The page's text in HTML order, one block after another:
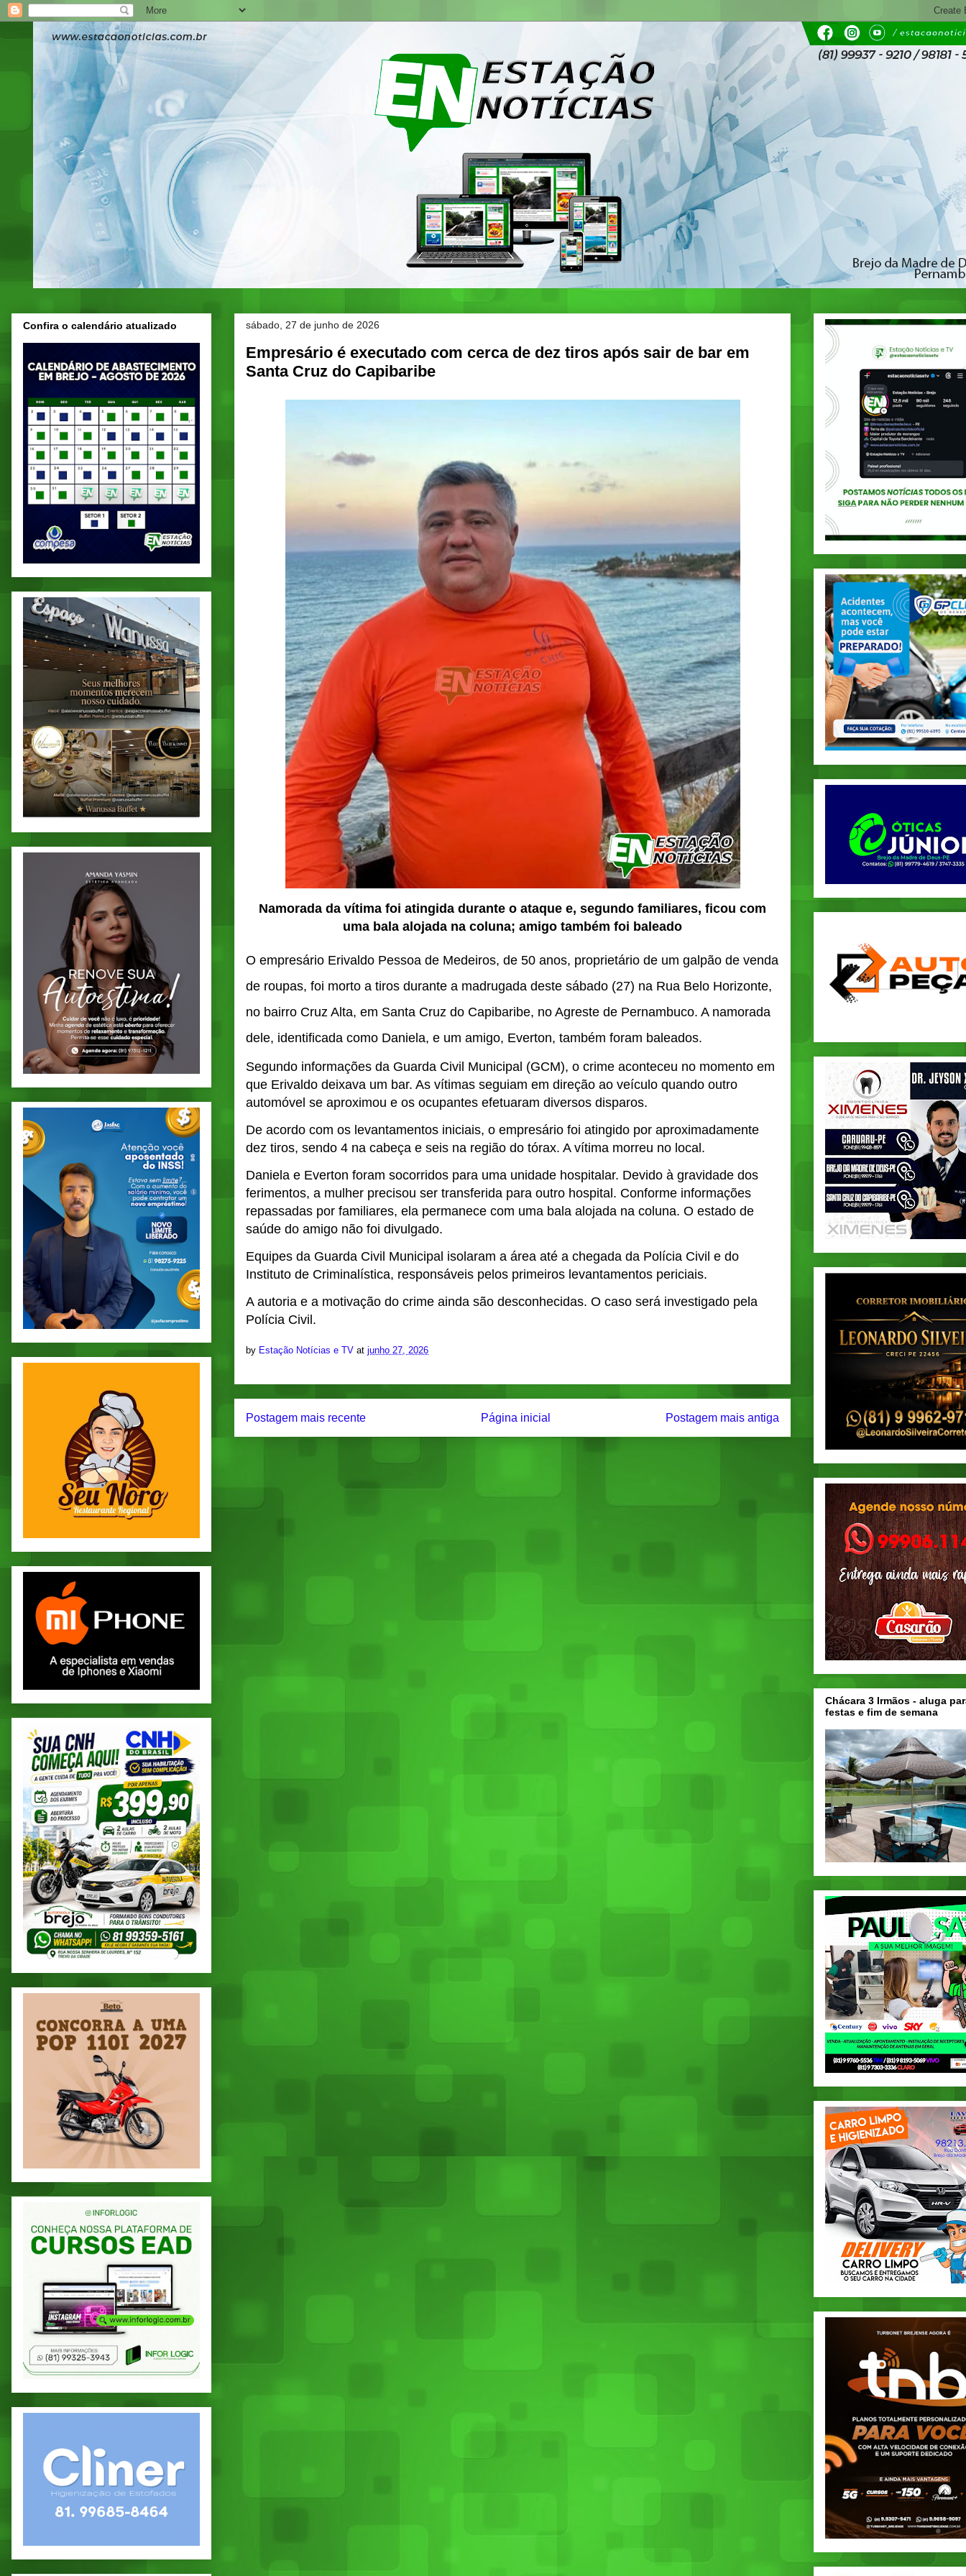
sábado, 27 de junho de 2026
Empresário é executado com cerca de dez tiros após sair de bar em
Santa Cruz do Capibaribe
Namorada da vítima foi atingida durante o ataque e, segundo familiares, ficou com
uma bala alojada na coluna; amigo também foi baleado
O empresário Erivaldo Pessoa de Medeiros, de 50 anos, proprietário de um galpão de venda
de roupas, foi morto a tiros durante a madrugada deste sábado (27) na Rua Belo Horizonte,
no bairro Cruz Alta, em Santa Cruz do Capibaribe, no Agreste de Pernambuco. A namorada
dele, identificada como Daniela, e um amigo, Everton, também foram baleados.
Segundo informações da Guarda Civil Municipal (GCM), o crime aconteceu no momento em
que Erivaldo deixava um bar. As vítimas seguiam em direção ao veículo quando outro
automóvel se aproximou e os ocupantes efetuaram diversos disparos.
De acordo com os levantamentos iniciais, o empresário foi atingido por aproximadamente
dez tiros, sendo 4 na cabeça e seis na região do tórax. A vítima morreu no local.
Daniela e Everton foram socorridos para uma unidade hospitalar. Devido à gravidade dos
ferimentos, a mulher precisou ser transferida para outro hospital. Conforme informações
repassadas por familiares, ela permanece com uma bala alojada na coluna. O estado de
saúde do amigo não foi divulgado.
Equipes da Guarda Civil Municipal isolaram a área até a chegada da Polícia Civil e do
Instituto de Criminalística, responsáveis pelos primeiros levantamentos periciais.
A autoria e a motivação do crime ainda são desconhecidas. O caso será investigado pela
Polícia Civil.
by Estação Notícias e TV at junho 27, 2026
Postagem mais recente Postagem mais antiga
Página inicial
Confira o calendário atualizado
Chácara 3 Irmãos - aluga
festas e fim de semana